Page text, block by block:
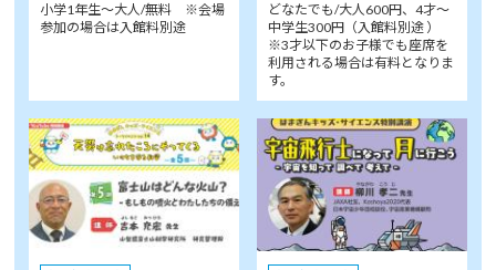
小学1年生～大人/無料 ※会場
参加の場合は入館料別途
どなたでも/大人600円、4才～
中学生300円（入館料別途 ）
※3才以下のお子様でも座席を
利用される場合は有料となりま
す。